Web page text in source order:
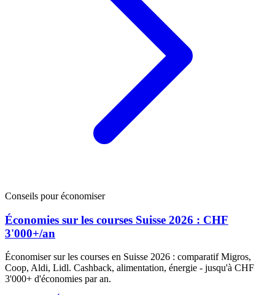
Conseils pour économiser
Économies sur les courses Suisse 2026 : CHF
3'000+/an
Économiser sur les courses en Suisse 2026 : comparatif Migros,
Coop, Aldi, Lidl. Cashback, alimentation, énergie - jusqu'à CHF
3'000+ d'économies par an.